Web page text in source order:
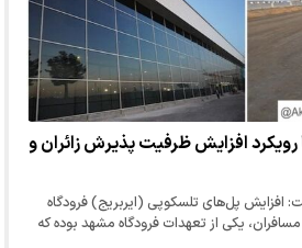
افزایش ظرفیت پذیرش زائران و
افزایش پل‌های تلسکوپی (ایربریج) فرودگاه
یکی از تعهدات فرودگاه‌ مشهد بوده که